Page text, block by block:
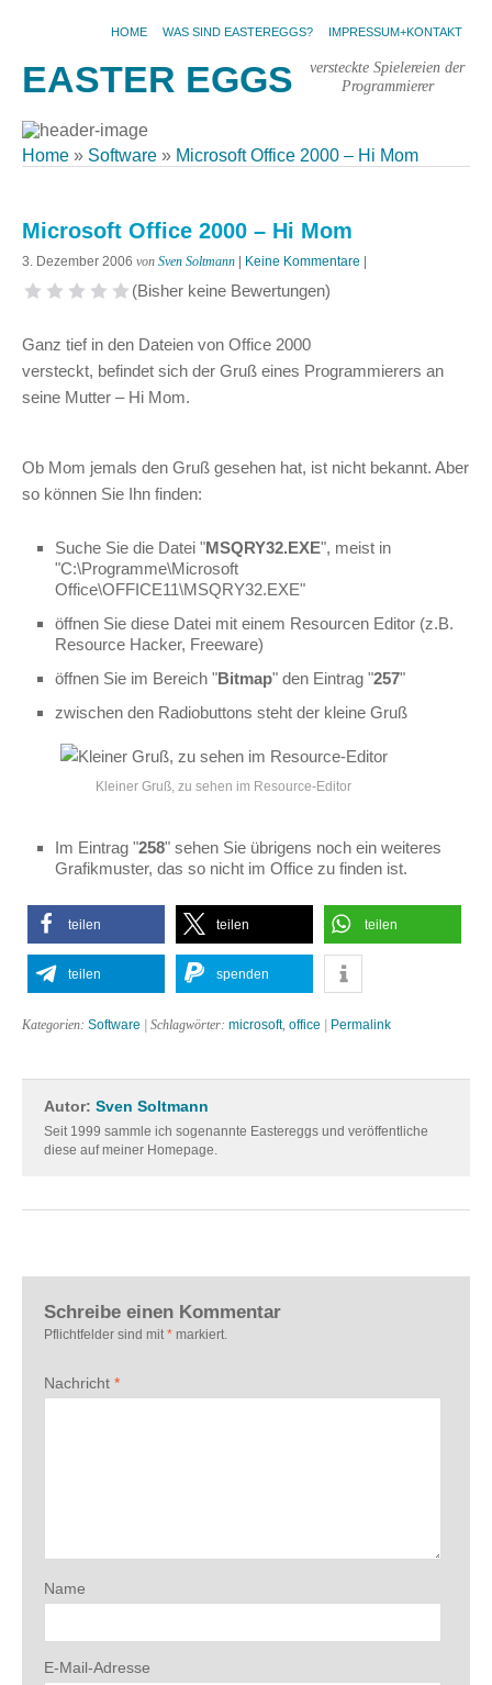
HOME WAS SIND EASTEREGGS? IMPRESSUM+KONTAKT
EASTER EGGS
versteckte Spielereien der
Programmierer
Home » Software » Microsoft Office 2000 – Hi Mom
Microsoft Office 2000 – Hi Mom
3. Dezember 2006 von Sven Soltmann Keine Kommentare
(Bisher keine Bewertungen)
Ganz tief in den Dateien von Office 2000
versteckt, befindet sich der Gruß eines Programmierers an
seine Mutter – Hi Mom.
Ob Mom jemals den Gruß gesehen hat, ist nicht bekannt. Aber
so können Sie Ihn finden:
Suche Sie die Datei "MSQRY32.EXE", meist in
"C:\Programme\Microsoft
Office\OFFICE11\MSQRY32.EXE"
öffnen Sie diese Datei mit einem Resourcen Editor (z.B.
Resource Hacker, Freeware)
öffnen Sie im Bereich "Bitmap" den Eintrag "257"
zwischen den Radiobuttons steht der kleine Gruß
Kleiner Gruß, zu sehen im Resource-Editor
Im Eintrag "258" sehen Sie übrigens noch ein weiteres
Grafikmuster, das so nicht im Office zu finden ist.
teilen teilen teilen
teilen spenden
Kategorien: Software | Schlagwörter: microsoft, office Permalink
Autor: Sven Soltmann
Seit 1999 sammle ich sogenannte Eastereggs und veröffentliche
diese auf meiner Homepage.
Schreibe einen Kommentar
Pflichtfelder sind mit * markiert.
Nachricht *
Name
E-Mail-Adresse